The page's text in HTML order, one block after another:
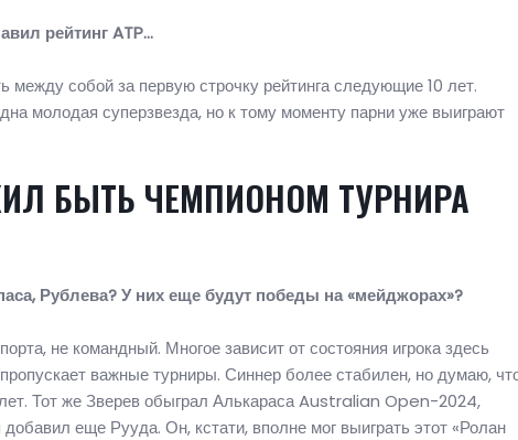
рейтинг ATP…
собой за первую строчку рейтинга следующие 10 лет.
молодая суперзвезда, но к тому моменту парни уже выиграют
БЫТЬ ЧЕМПИОНОМ ТУРНИРА
Рублева? У них еще будут победы на «мейджорах»?
не командный. Многое зависит от состояния игрока здесь
важные турниры. Синнер более стабилен, но думаю,
Тот же Зверев обыграл Алькараса Australian Open-2024,
еще Рууда. Он, кстати, вполне мог выиграть этот «Ролан